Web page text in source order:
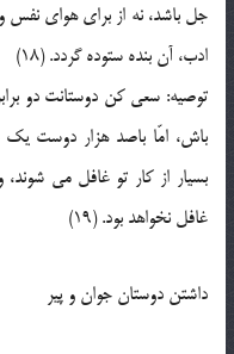
جل باشد، نه از براي هواي نفس
ادب، آن بنده ستوده گردد. (18)
توصيه: سعي کن دوستانت دو
باش، امّا باصد هزار دوست يک
بسيار از کار تو غافل مي
غافل نخواهد بود. (19)
داشتن دوستان جوان و پير